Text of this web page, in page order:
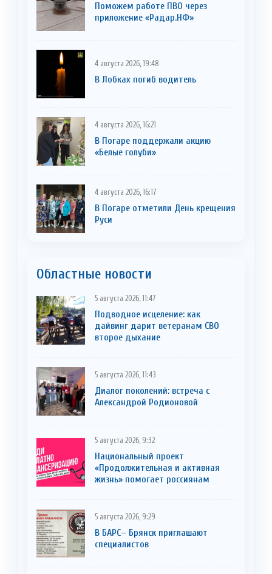
Поможем работе ПВО через
приложение «Радар.НФ»
4 августа 2026, 19:48
В Лобках погиб водитель
4 августа 2026, 16:21
В Погаре поддержали акцию
«Белые голуби»
4 августа 2026, 16:17
В Погаре отметили День крещения
Руси
Областные новости
5 августа 2026, 11:47
Подводное исцеление: как
дайвинг дарит ветеранам СВО
второе дыхание
5 августа 2026, 11:43
Диалог поколений: встреча с
Александрой Родионовой
5 августа 2026, 9:32
Национальный проект
«Продолжительная и активная
жизнь» помогает россиянам
5 августа 2026, 9:29
В БАРС– Брянcк приглaшают
cпециaлистoв